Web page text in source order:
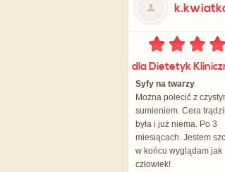
Syfy na twarzy
Można polecić z
sumieniem. Cera
była i już niema. Po 3
miesiącach. Jestem
w końcu wyglądam jak
człowiek!